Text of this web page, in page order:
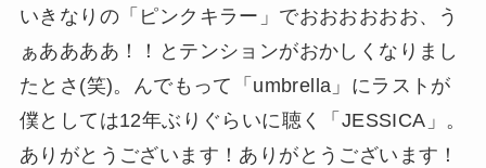
いきなりの「ピンクキラー」でおおおおおお、う
ぁああああ！！とテンションがおかしくなりまし
たとさ(笑)。んでもって「umbrella」にラストが
僕としては12年ぶりぐらいに聴く「JESSICA」。
ありがとうございます！ありがとうございます！